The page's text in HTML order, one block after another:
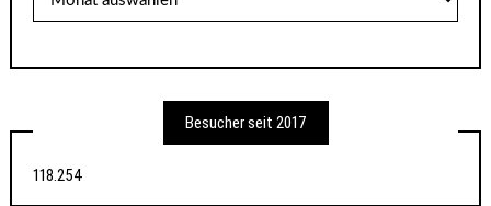
Besucher seit 2017
118.254